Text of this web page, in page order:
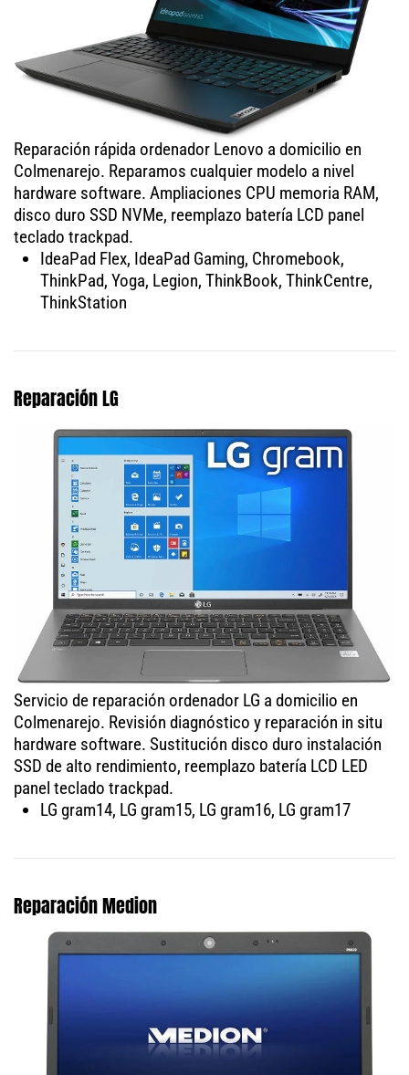
Reparación rápida ordenador Lenovo a domicilio en
Colmenarejo. Reparamos cualquier modelo a nivel
hardware software. Ampliaciones CPU memoria RAM,
disco duro SSD NVMe, reemplazo batería LCD panel
teclado trackpad.
IdeaPad Flex, IdeaPad Gaming, Chromebook,
ThinkPad, Yoga, Legion, ThinkBook, ThinkCentre,
ThinkStation
Reparación LG
Servicio de reparación ordenador LG a domicilio en
Colmenarejo. Revisión diagnóstico y reparación in situ
hardware software. Sustitución disco duro instalación
SSD de alto rendimiento, reemplazo batería LCD LED
panel teclado trackpad.
LG gram14, LG gram15, LG gram16, LG gram17
Reparación Medion